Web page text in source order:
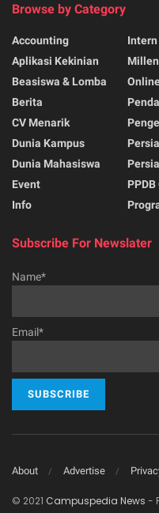
Browse by Category
Accounting
Aplikasi Kekinian
Beasiswa & Lomba
Berita
CV Menarik
Dunia Kampus
Dunia Mahasiswa
Event
Info
Intern
Subscribe For Newslater
Name*
Email*
About Advertise
© 2021 Campuspedia News -